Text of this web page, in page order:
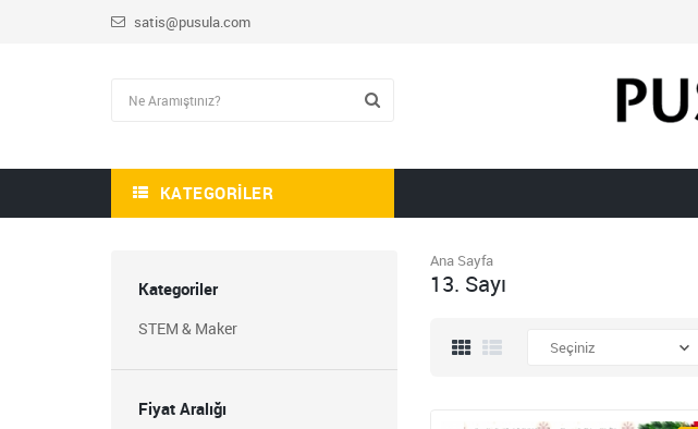
satis@pusula.com
KATEGORILER
Kategoriler
STEM & Maker
Fiyat Aralığı
723,60
STEM ÖĞRETMEN
Ana Sayfa
13. Sayı